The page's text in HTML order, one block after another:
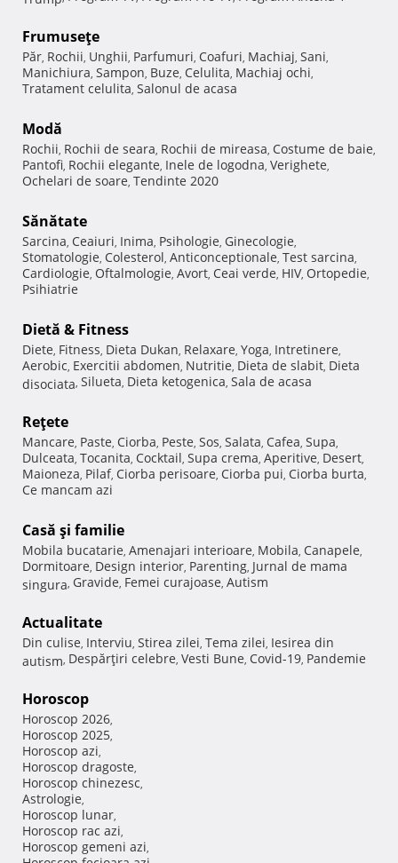
Frumuseţe
Păr, Rochii, Unghii, Parfumuri, Coafuri, Machiaj, Sani,
Manichiura, Sampon, Buze, Celulita, Machiaj ochi,
Tratament celulita, Salonul de acasa
Modă
Rochii, Rochii de seara, Rochii de mireasa, Costume de baie,
Pantofi, Rochii elegante, Inele de logodna, Verighete,
Ochelari de soare, Tendinte 2020
Sănătate
Sarcina, Ceaiuri, Inima, Psihologie, Ginecologie,
Stomatologie, Colesterol, Anticonceptionale, Test sarcina,
Cardiologie, Oftalmologie, Avort, Ceai verde, HIV, Ortopedie,
Psihiatrie
Dietă & Fitness
Diete, Fitness, Dieta Dukan, Relaxare, Yoga, Intretinere,
Aerobic, Exercitii abdomen, Nutritie, Dieta de slabit, Dieta
disociata, Silueta, Dieta ketogenica, Sala de acasa
Reţete
Mancare, Paste, Ciorba, Peste, Sos, Salata, Cafea, Supa,
Dulceata, Tocanita, Cocktail, Supa crema, Aperitive, Desert,
Maioneza, Pilaf, Ciorba perisoare, Ciorba pui, Ciorba burta,
Ce mancam azi
Casă şi familie
Mobila bucatarie, Amenajari interioare, Mobila, Canapele,
Dormitoare, Design interior, Parenting, Jurnal de mama
singura, Gravide, Femei curajoase, Autism
Actualitate
Din culise, Interviu, Stirea zilei, Tema zilei, Iesirea din
autism, Despărţiri celebre, Vesti Bune, Covid-19, Pandemie
Horoscop
Horoscop 2026,
Horoscop 2025,
Horoscop azi,
Horoscop dragoste,
Horoscop chinezesc,
Astrologie,
Horoscop lunar,
Horoscop rac azi,
Horoscop gemeni azi,